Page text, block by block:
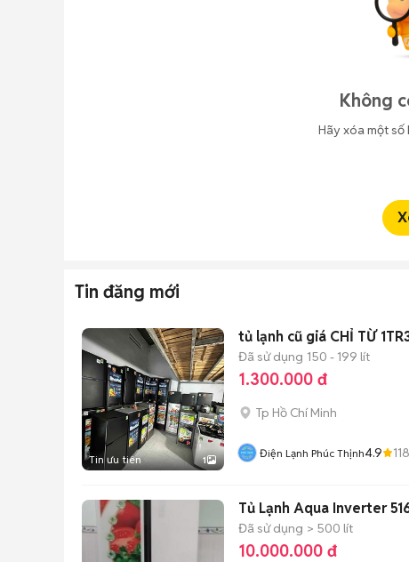
Không
Hãy xóa một số
Tin đăng mới
Tin ưu tiên 1
tủ lạnh cũ giá CHỈ TỪ
Đã sử dụng 150 - 199 lít
1.300.000 đ
Tp Hồ Chí Minh
Điện Lạnh Phúc Thịnh4.9
Tủ Lạnh Aqua Inverter
Đã sử dụng > 500 lít
10.000.000 đ